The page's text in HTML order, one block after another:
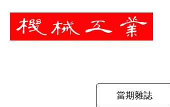
暫停
當期雜誌